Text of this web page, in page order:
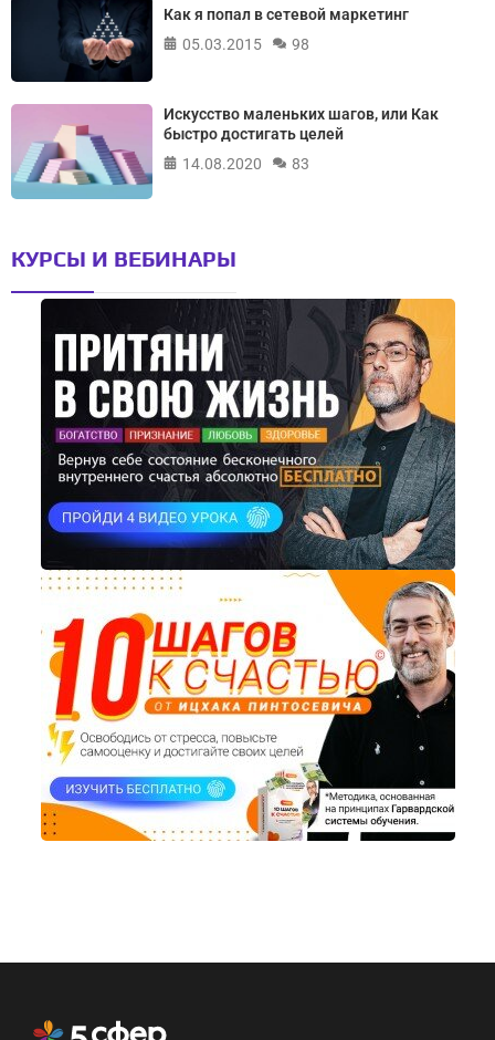
Как я попал в сетевой маркетинг
05.03.2015
98
Искусство маленьких шагов, или Как
быстро достигать целей
14.08.2020
83
КУРСЫ И ВЕБИНАРЫ